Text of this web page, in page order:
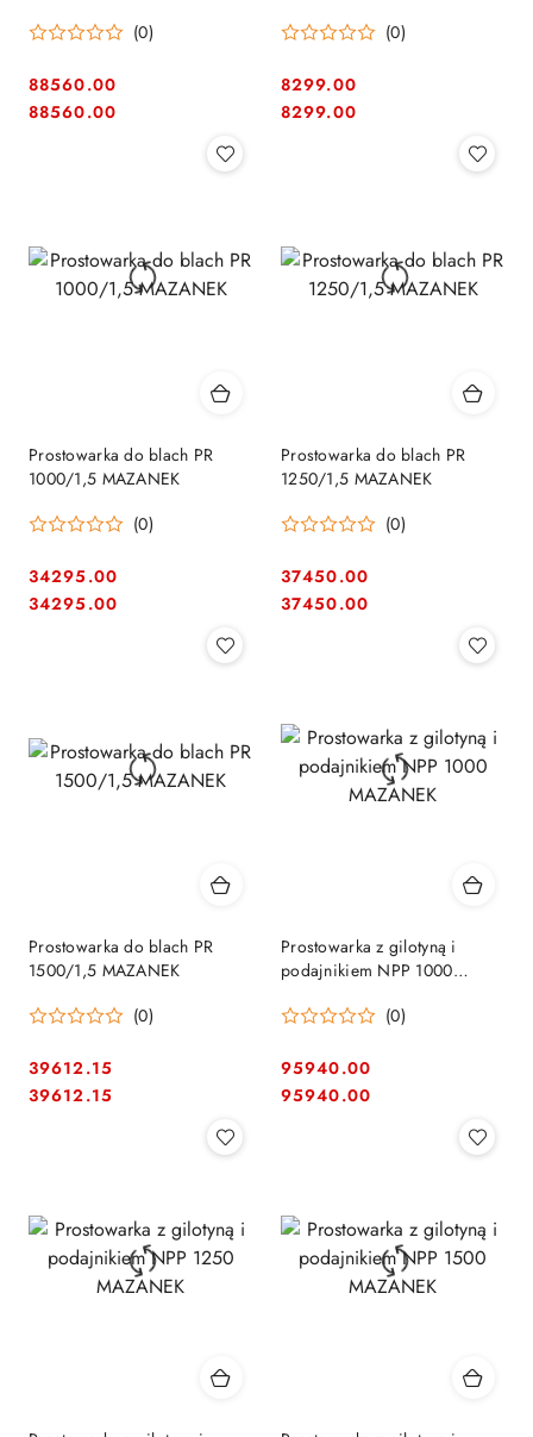
(0)
Cena:
88560.00
Cena:
88560.00
(0)
Cena:
8299.00
Cena:
8299.00
Prostowarka do blach PR
1000/1,5 MAZANEK
(0)
Cena:
34295.00
Cena:
34295.00
Prostowarka do blach PR
1250/1,5 MAZANEK
(0)
Cena:
37450.00
Cena:
37450.00
Prostowarka do blach PR
1500/1,5 MAZANEK
(0)
Cena:
39612.15
Cena:
39612.15
Prostowarka z gilotyną i
podajnikiem NPP 1000
(0)
Cena:
95940.00
Cena:
95940.00